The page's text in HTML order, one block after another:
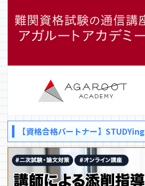
【資格合格パートナー】STUDYing